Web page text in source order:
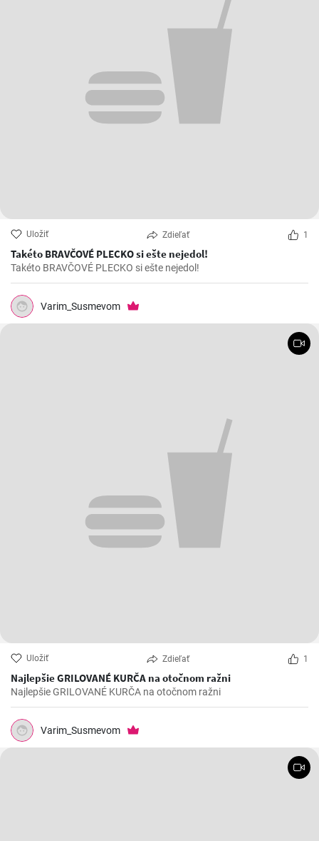
Uložiť Zdieľať 1
Takéto BRAVČOVÉ PLECKO si ešte nejedol!
Takéto BRAVČOVÉ PLECKO si ešte nejedol!
Varim_Susmevom
Uložiť Zdieľať 1
Najlepšie GRILOVANÉ KURČA na otočnom ražni
Najlepšie GRILOVANÉ KURČA na otočnom ražni
Varim_Susmevom